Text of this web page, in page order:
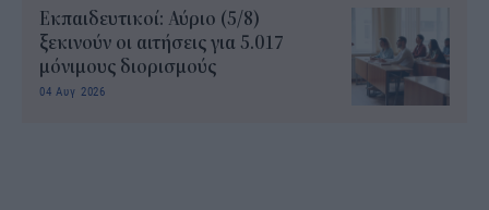
Εκπαιδευτικοί: Αύριο (5/8)
ξεκινούν οι αιτήσεις για 5.017
μόνιμους διορισμούς
04 Αυγ 2026